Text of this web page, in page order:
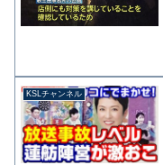
KSLチャンネル